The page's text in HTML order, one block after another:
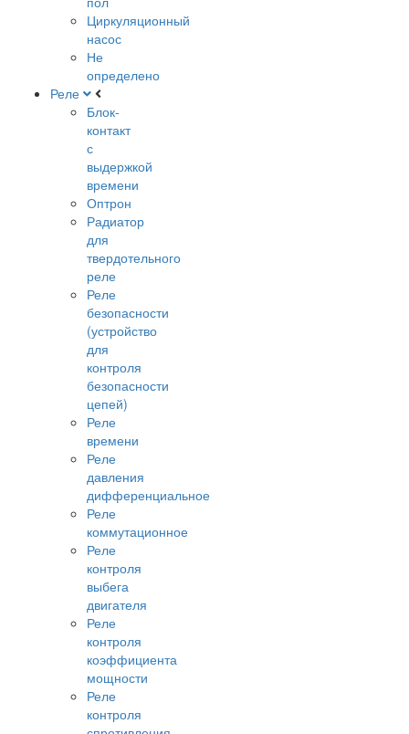
Циркуляционный
насос
Не
определено
Реле
Блок-
контакт
с
выдержкой
времени
Оптрон
Радиатор
для
твердотельного
реле
Реле
безопасности
(устройство
для
контроля
безопасности
цепей)
Реле
времени
Реле
давления
дифференциальное
Реле
коммутационное
Реле
контроля
выбега
двигателя
Реле
контроля
коэффициента
мощности
Реле
контроля